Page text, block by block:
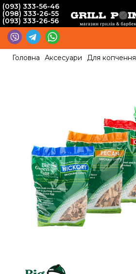
(093) 333-56-46
(098) 333-26-55
(093) 333-26-56
Головна Аксесуари Для копчення